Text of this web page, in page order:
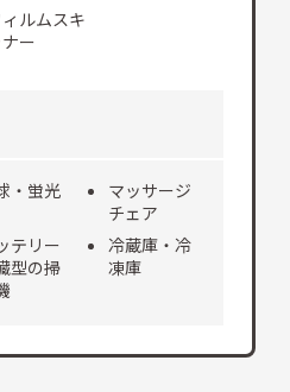
ィルムスキ
ー
・蛍光
テリー
型の掃
マッサージ
チェア
冷蔵庫・冷
凍庫